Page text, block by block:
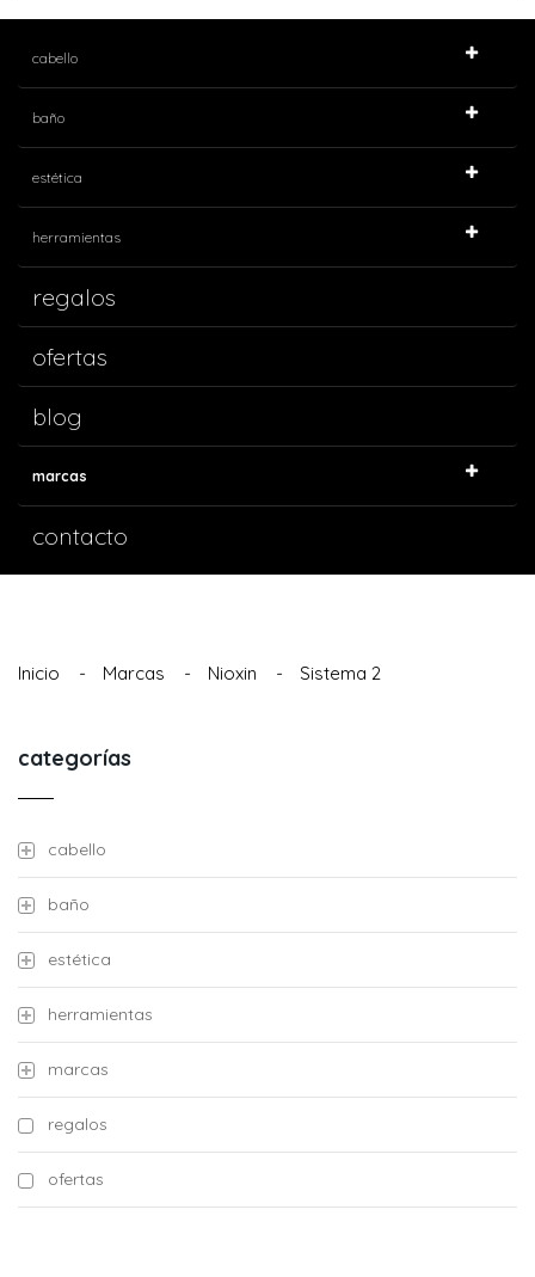
cabello
baño
estética
herramientas
regalos
ofertas
blog
marcas
contacto
Inicio - Marcas - Nioxin - Sistema 2
categorías
cabello
baño
estética
herramientas
marcas
regalos
ofertas